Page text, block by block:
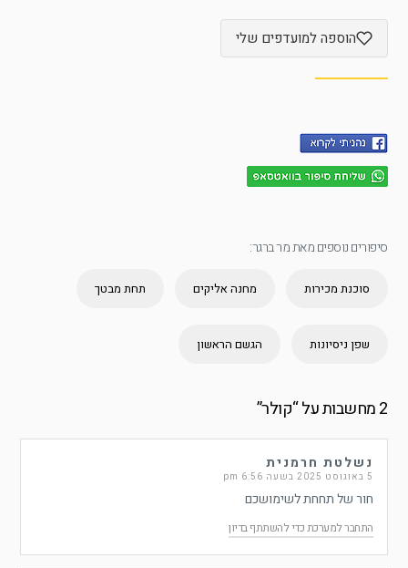
הוספה למועדפים שלי
סיפורים נוספים מאת מר ברגר:
סוכנת מכירות מחנה אליקים תחת מבטך
שפן ניסיונות הגשם הראשון
2 מחשבות על “ קולר”
נשלטת חרמנית
5 באוגוסט 2025 בשעה 6:56 pm
חור של תחחת לשימושכם
התחבר למערכת כדי להשתתף בדיון